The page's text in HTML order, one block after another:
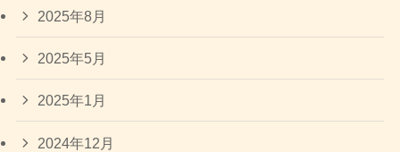
2025年8月
2025年5月
2025年1月
2024年12月